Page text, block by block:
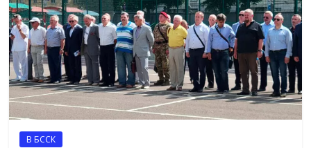
В БССК